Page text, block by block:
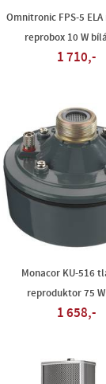
Omnitronic FPS-5
reprobox 10 W
1 710,-
Monacor KU-516
reproduktor 75
1 658,-